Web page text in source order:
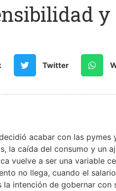
Twitter
acabar con las pymes
la caída del consumo y un
vuelve a ser una variable
no llega, cuando el
intención de gobernar